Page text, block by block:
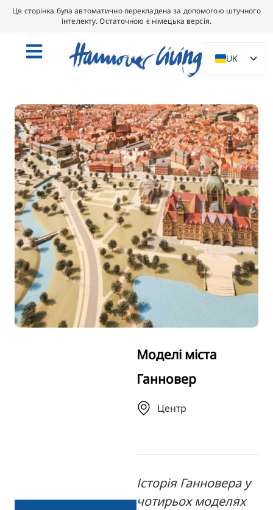
Ця сторінка була автоматично перекладена за допомогою штучного
інтелекту. Остаточною є німецька версія.
UK
DE
NL
PL
ES
IT
DA
SV
FR
PT
TR
RU
Моделі міста
Ганновер
Центр
Історія Ганновера у
чотирьох моделях